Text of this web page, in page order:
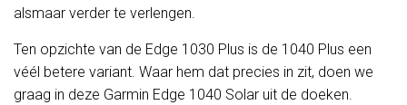
alsmaar verder te verlengen.
Ten opzichte van de Edge 1030 Plus is de 1040 Plus een
véél betere variant. Waar hem dat precies in zit, doen we
graag in deze Garmin Edge 1040 Solar uit de doeken.